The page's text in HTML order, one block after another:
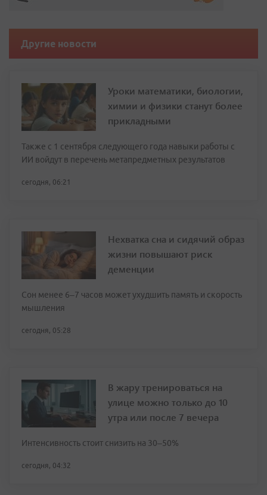
Другие новости
Уроки математики, биологии,
химии и физики станут более
прикладными
Также с 1 сентября следующего года навыки работы с
ИИ войдут в перечень метапредметных результатов
сегодня, 06:21
Нехватка сна и сидячий образ
жизни повышают риск
деменции
Сон менее 6–7 часов может ухудшить память и скорость
мышления
сегодня, 05:28
В жару тренироваться на
улице можно только до 10
утра или после 7 вечера
Интенсивность стоит снизить на 30–50%
сегодня, 04:32